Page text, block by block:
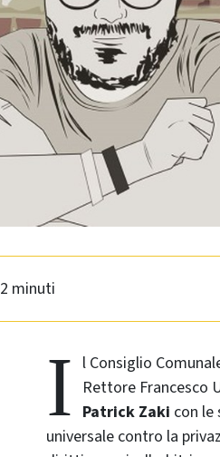
2 minuti
I l Consiglio
Rettore Francesco
Patrick Zaki con
universale contro la